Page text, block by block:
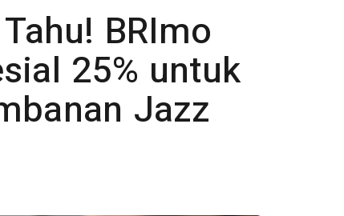
BRImo
25% untuk
Jazz